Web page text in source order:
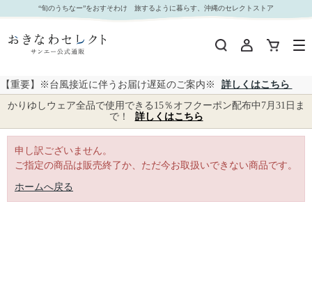
｜おきなわセレクト サンエー公式通販
“旬のうちなー”をおすそわけ 旅するように暮らす、沖縄のセレクトストア
【重要】※台風接近に伴うお届け遅延のご案内※
詳しくはこちら
かりゆしウェア全品で使用できる15％オフクーポン配布中7月31日ま
で！
詳しくはこちら
申し訳ございません。
ご指定の商品は販売終了か、ただ今お取扱いできない商品です。
ホームへ戻る